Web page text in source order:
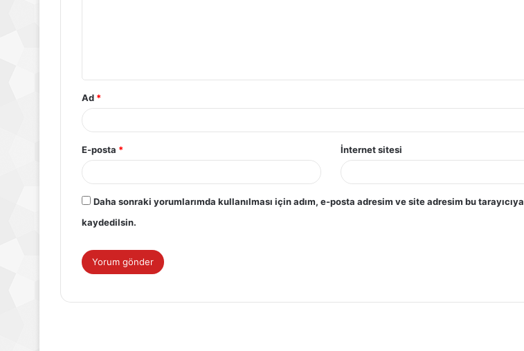
Ad *
E-posta * İnternet sitesi
Daha sonraki yorumlarımda kullanılması için adım, e-posta adresim ve site adresim bu tarayıcıya
kaydedilsin.